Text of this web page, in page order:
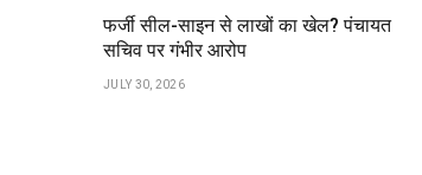
फर्जी सील-साइन से लाखों का खेल? पंचायत
सचिव पर गंभीर आरोप
JULY 30, 2026